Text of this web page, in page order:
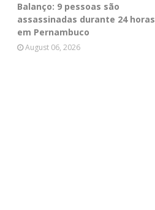
Balanço: 9 pessoas são
assassinadas durante 24 horas
em Pernambuco
August 06, 2026